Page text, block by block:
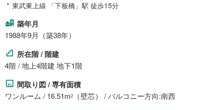
東武東上線 「下板橋」駅 徒歩15分
築年月
1988年9月（築38年）
所在階 / 階建
4階 / 地上4階建 地下1階
間取り図 / 専有面積
ワンルーム / 16.51m2 （壁芯） / バルコニー方向:南西